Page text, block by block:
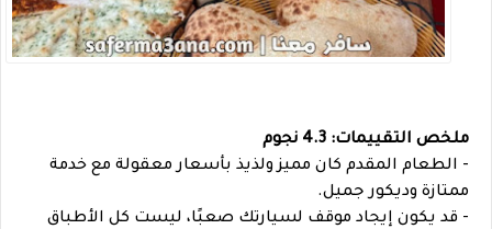
ملخص التقييمات: 4.3 نجوم
- الطعام المقدم كان مميز ولذيذ بأسعار معقولة مع خدمة
ممتازة وديكور جميل.
- قد يكون إيجاد موقف لسيارتك صعبًا، ليست كل الأطباق